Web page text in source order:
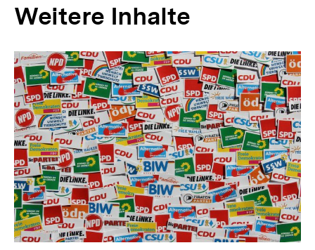
r
I
n
h
a
l
t
:
Weitere Inhalte
Inhaltskarousell
für
weitere
Inhalte
Inhaltskarussell
überspringen